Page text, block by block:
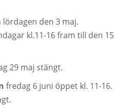
den 3 maj.
kl.11-16 fram till den 15
29 maj stängt.
fredag 6 juni öppet kl. 11-16.